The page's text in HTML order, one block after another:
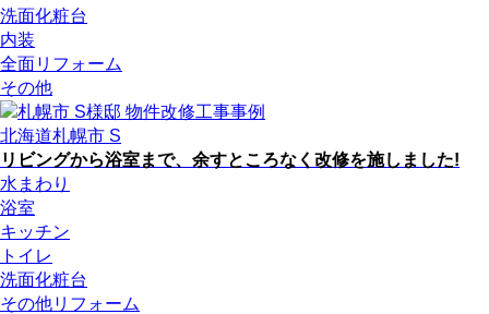
洗面化粧台
内装
全面リフォーム
その他
北海道札幌市 S
リビングから浴室まで、余すところなく改修を施しました!
水まわり
浴室
キッチン
トイレ
洗面化粧台
その他リフォーム